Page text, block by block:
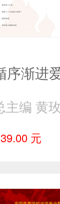
39.00 元